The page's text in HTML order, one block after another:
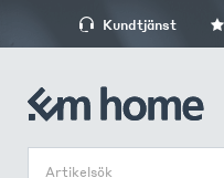
Kundtjänst